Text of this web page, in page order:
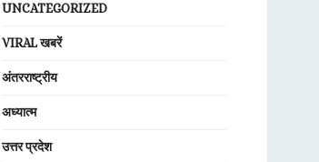
UNCATEGORIZED
VIRAL खबरें
अंतरराष्ट्रीय
अध्यात्म
उत्तर प्रदेश